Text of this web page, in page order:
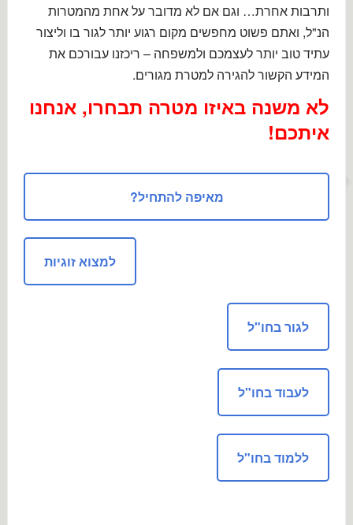
ותרבות אחרת… וגם אם לא מדובר על אחת מהמטרות
הנ"ל, ואתם פשוט מחפשים מקום רגוע יותר לגור בו וליצור
עתיד טוב יותר לעצמכם ולמשפחה – ריכזנו עבורכם את
המידע הקשור להגירה למטרת מגורים.
לא משנה באיזו מטרה תבחרו, אנחנו
איתכם!
מאיפה להתחיל?
למצוא זוגיות
לגור בחו"ל
לעבוד בחו"ל
ללמוד בחו"ל